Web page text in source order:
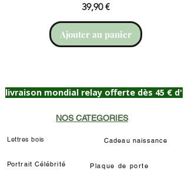
Prix
39,90 €
Ajouter au panier
livraison mondial relay offerte dès 45 €
NOS CATEGORIES
Lettres bois
Portrait Célébrité
Cadeau naissance
Plaque de porte